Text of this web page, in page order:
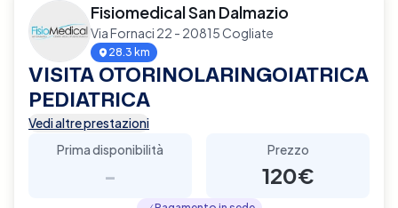
Fisiomedical San Dalmazio
Via Fornaci 22 - 20815 Cogliate
28.3 km
VISITA OTORINOLARINGOIATRICA
PEDIATRICA
Vedi altre prestazioni
Prima disponibilità
-
Prezzo
120€